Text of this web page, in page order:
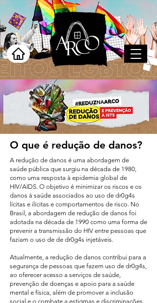
O que é redução de danos?
A redução de danos é uma abordagem de
saúde pública que surgiu na década de 1980,
como uma resposta à epidemia global de
HIV/AIDS. O objetivo é minimizar os riscos e os
danos à saúde associados ao uso de dr0g4s
lícitas e ilícitas e comportamentos de risco. No
Brasil, a abordagem de redução de danos foi
adotada na década de 1990 como uma forma de
prevenir a transmissão do HIV entre pessoas que
faziam o uso de de dr0g4s injetáveis.
Atualmente, a redução de danos contribui para a
segurança de pessoas que fazem uso de dr0g4s,
ao oferecer acesso a serviços de saúde,
prevenção de doenças e apoio para a saúde
mental e física, além de promover a inclusão
social e o combate a estigmas e discriminações.